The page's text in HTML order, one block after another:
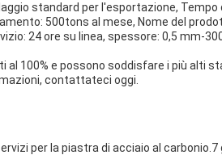
standard per l'esportazione, Tempo
500tons al mese, Nome del
24 ore su linea, spessore: 0,5 mm-
100% e possono soddisfare i più alti
contattateci oggi.
per la piastra di acciaio al